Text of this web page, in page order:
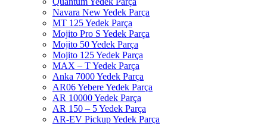
Navara New Yedek Parça
MT 125 Yedek Parça
Mojito Pro S Yedek Parça
Mojito 50 Yedek Parça
Mojito 125 Yedek Parça
MAX – T Yedek Parça
Anka 7000 Yedek Parça
AR06 Yebere Yedek Parça
AR 10000 Yedek Parça
AR 150 – 5 Yedek Parça
AR-EV Pickup Yedek Parça